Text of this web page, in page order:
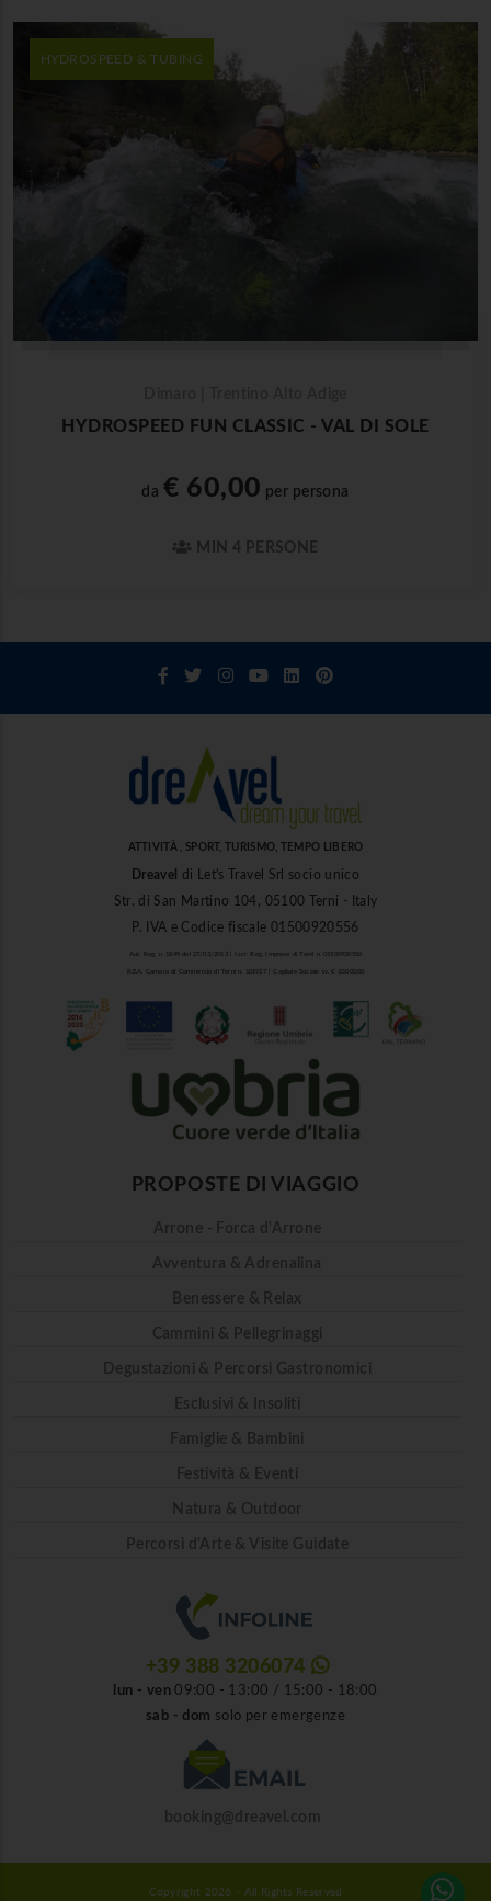
HYDROSPEED & TUBING
HYDROSPEED FUN CLASSIC - VAL DI SOLE
da € 60,00 per persona
MIN 4 PERSONE
ATTIVITÀ , SPORT, TURISMO, TEMPO LIBERO
Dreavel
di Let's Travel Srl socio unico
Str. di San Martino 104, 05100 Terni - Italy
P. IVA e Codice fiscale 01500920556
Aut. Reg. n. 1849 del 27/03/2013 | Iscr. Reg. Imprese di Terni n. 01500920556
R.E.A. Camera di Commercio di Terni n. 101937 | Capitale Sociale i.v. € 10.000,00
PROPOSTE DI VIAGGIO
Arrone - Forca d'Arrone
Avventura & Adrenalina
Benessere & Relax
Cammini & Pellegrinaggi
Degustazioni & Percorsi Gastronomici
Esclusivi & Insoliti
Famiglie & Bambini
Festività & Eventi
Natura & Outdoor
Percorsi d'Arte & Visite Guidate
+39 388 3206074
lun - ven09:00 - 13:00 / 15:00 - 18:00
sab - dom solo per emergenze
booking@dreavel.com
Copyright 2026 - All Rights Reserved